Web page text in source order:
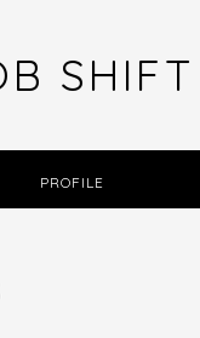
SHIFT
PROFILE